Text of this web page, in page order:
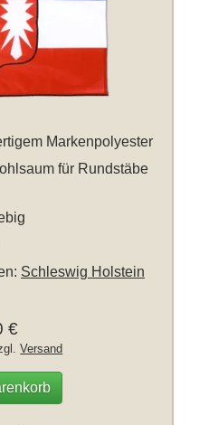
Markenpolyester
für Rundstäbe
Schleswig Holstein
€
Versand